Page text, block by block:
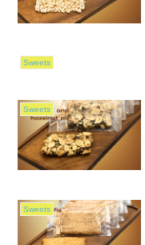
Sweets
Sweets
Sweets